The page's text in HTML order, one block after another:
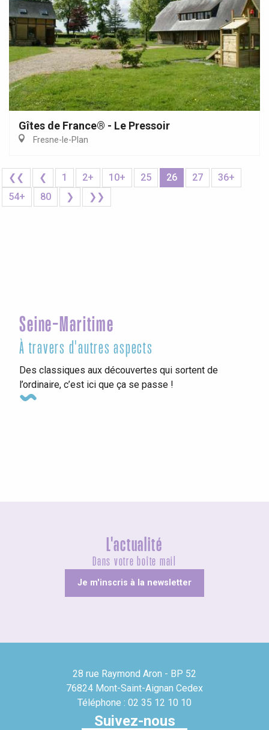
Gîtes de France® - Le Pressoir
Fresne-le-Plan
❮❮ ❮ 1 2+ 10+ 25 26 27
36+
54+
80 ❯ ❯❯
Seine-Maritime
À travers d'autres aspects
Des classiques aux découvertes qui sortent de
l’ordinaire, c’est ici que ça se passe !
L'actualité
Dans votre boîte mail
Je m'inscris à la newsletter
28 rue Raymond Aron - BP 52
76824 Mont-Saint-Aignan Cedex
Téléphone : 02 35 12 10 10
Suivez-nous